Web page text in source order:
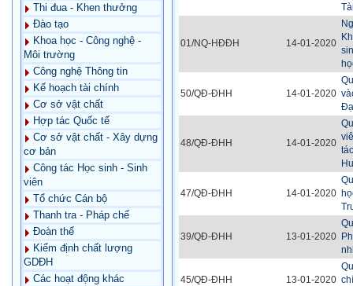
Thi đua - Khen thưởng
Đào tạo
Khoa học - Công nghệ -
Môi trường
Công nghệ Thông tin
Kế hoạch tài chính
Cơ sở vật chất
Hợp tác Quốc tế
Cơ sở vật chất - Xây dựng
cơ bản
Công tác Học sinh - Sinh
viên
Tổ chức Cán bộ
Thanh tra - Pháp chế
Đoàn thể
Kiểm định chất lượng
GDĐH
Các hoạt động khác
01/NQ-HĐĐH 14-01-2020
50/QĐ-ĐHH 14-01-2020
48/QĐ-ĐHH 14-01-2020
47/QĐ-ĐHH 14-01-2020
39/QĐ-ĐHH 13-01-2020
45/QĐ-ĐHH 13-01-2020